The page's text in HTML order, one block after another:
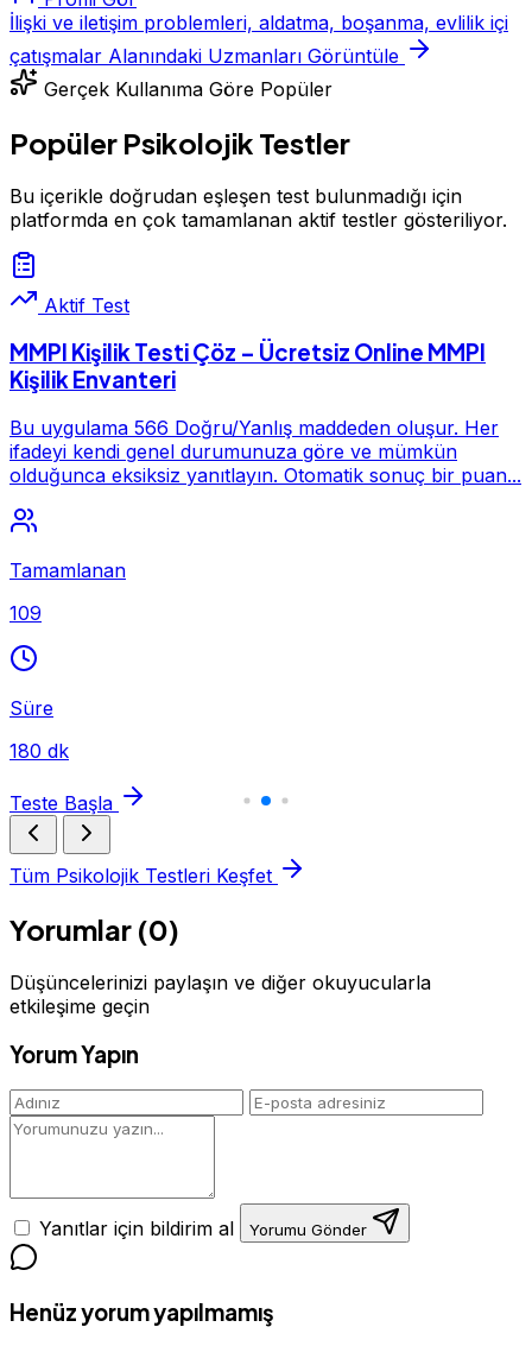
İlişki ve iletişim problemleri, aldatma, boşanma, evlilik içi
çatışmalar Alanındaki Uzmanları Görüntüle
Gerçek Kullanıma Göre Popüler
Popüler Psikolojik Testler
Bu içerikle doğrudan eşleşen test bulunmadığı için
platformda en çok tamamlanan aktif testler gösteriliyor.
Aktif Test
MMPI Kişilik Testi Çöz – Ücretsiz Online MMPI
Kişilik Envanteri
Bu uygulama 566 Doğru/Yanlış maddeden oluşur. Her
ifadeyi kendi genel durumunuza göre ve mümkün
olduğunca eksiksiz yanıtlayın. Otomatik sonuç bir puan...
Tamamlanan
109
Süre
180 dk
Teste Başla
Tüm Psikolojik Testleri Keşfet
Yorumlar (0)
Düşüncelerinizi paylaşın ve diğer okuyucularla
etkileşime geçin
Yorum Yapın
Yanıtlar için bildirim al Yorumu Gönder
Henüz yorum yapılmamış